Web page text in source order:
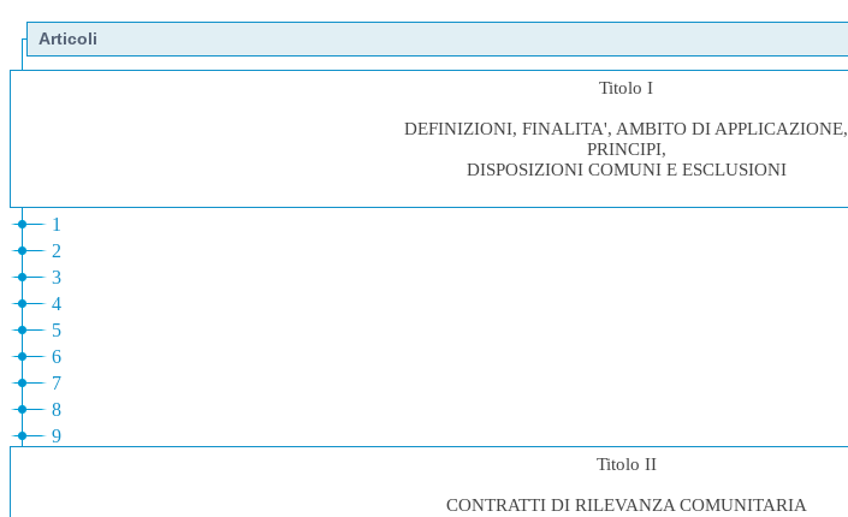
Articoli
Titolo I
DEFINIZIONI, FINALITA', AMBITO DI APPLICAZIONE,
PRINCIPI,
DISPOSIZIONI COMUNI E ESCLUSIONI
1
2
3
4
5
6
7
8
9
Titolo II
CONTRATTI DI RILEVANZA COMUNITARIA